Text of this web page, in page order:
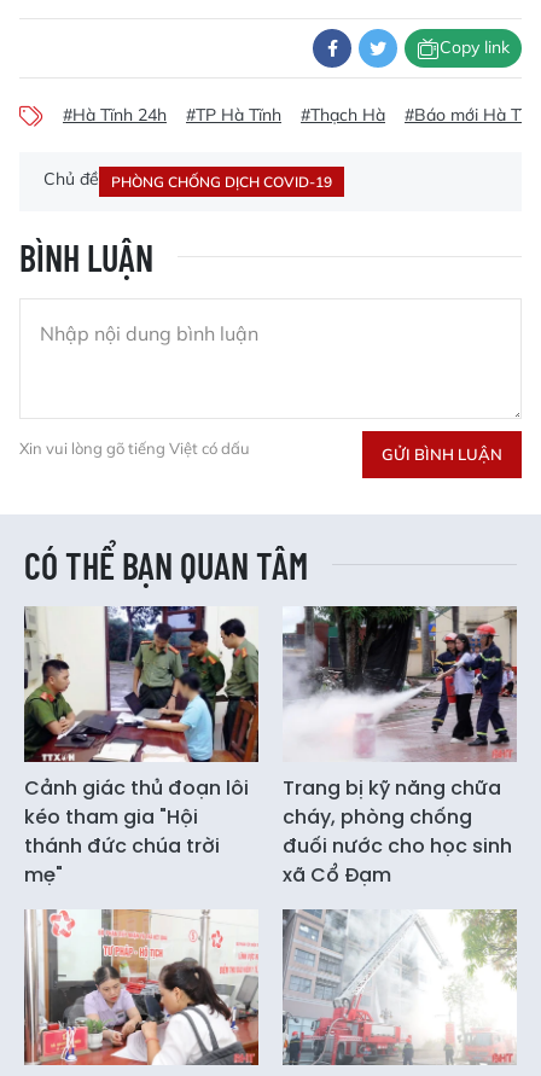
Copy link
#Hà Tĩnh 24h #TP Hà Tĩnh #Thạch Hà #Báo mới Hà
Chủ đề PHÒNG CHỐNG DỊCH COVID-19
BÌNH LUẬN
Xin vui lòng gõ tiếng Việt có dấu GỬI BÌNH LUẬN
CÓ THỂ BẠN QUAN TÂM
Cảnh giác thủ đoạn lôi
kéo tham gia "Hội
thánh đức chúa trời
mẹ"
Trang bị kỹ năng chữa
cháy, phòng chống
đuối nước cho học sinh
xã Cổ Đạm